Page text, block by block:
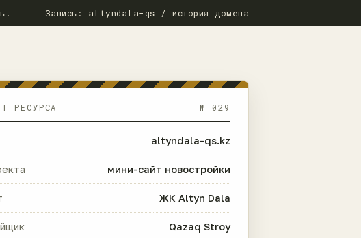
Запись: altyndala-qs / история домена
РЕСУРСА № 029
altyndala-qs.kz
мини-сайт новостройки
ЖК Altyn Dala
Qazaq Stroy